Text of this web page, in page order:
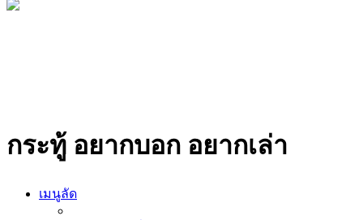
กระทู้ อยากบอก อยากเล่า
เมนูลัด